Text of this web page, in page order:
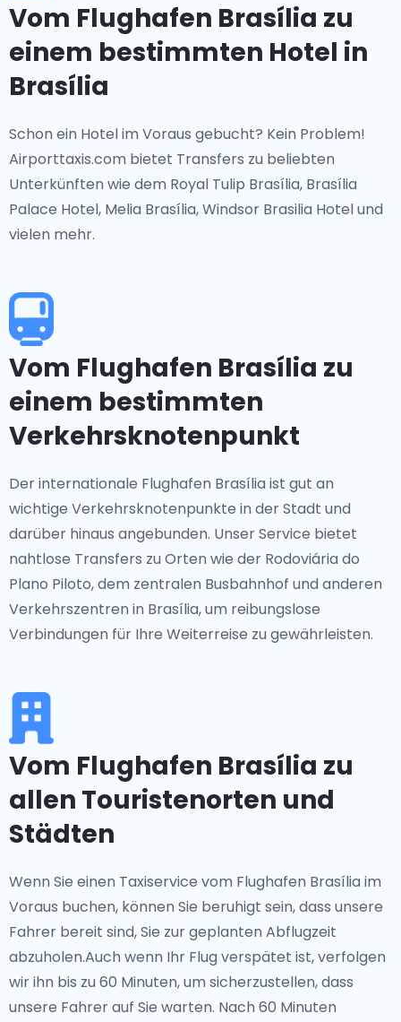
Vom Flughafen Brasília zu
einem bestimmten Hotel in
Brasília
Schon ein Hotel im Voraus gebucht? Kein Problem!
Airporttaxis.com bietet Transfers zu beliebten
Unterkünften wie dem Royal Tulip Brasília, Brasília
Palace Hotel, Melia Brasília, Windsor Brasilia Hotel und
vielen mehr.
Vom Flughafen Brasília zu
einem bestimmten
Verkehrsknotenpunkt
Der internationale Flughafen Brasília ist gut an
wichtige Verkehrsknotenpunkte in der Stadt und
darüber hinaus angebunden. Unser Service bietet
nahtlose Transfers zu Orten wie der Rodoviária do
Plano Piloto, dem zentralen Busbahnhof und anderen
Verkehrszentren in Brasília, um reibungslose
Verbindungen für Ihre Weiterreise zu gewährleisten.
Vom Flughafen Brasília zu
allen Touristenorten und
Städten
Wenn Sie einen Taxiservice vom Flughafen Brasília im
Voraus buchen, können Sie beruhigt sein, dass unsere
Fahrer bereit sind, Sie zur geplanten Abflugzeit
abzuholen.Auch wenn Ihr Flug verspätet ist, verfolgen
wir ihn bis zu 60 Minuten, um sicherzustellen, dass
unsere Fahrer auf Sie warten. Nach 60 Minuten